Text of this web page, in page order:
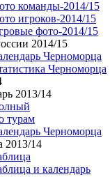
команды-2014/15
игроков-2014/15
фото-2014/15
2014/15
Черноморца
Черноморца
2013/14
турам
Черноморца
2013/14
и календарь